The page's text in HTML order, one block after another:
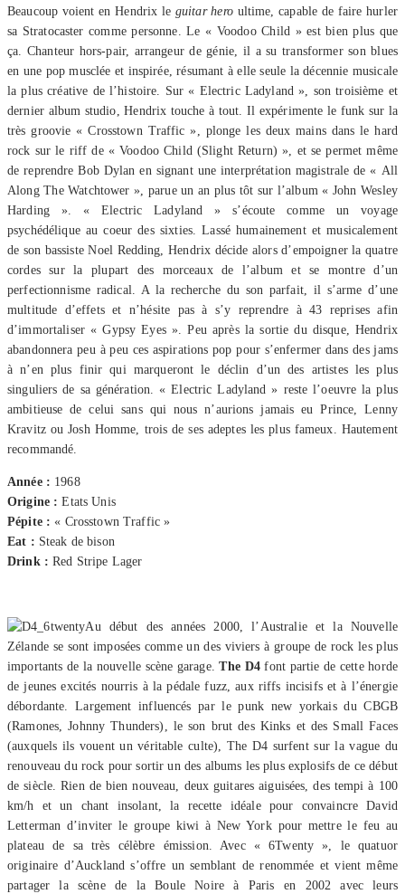
Beaucoup voient en Hendrix le guitar heroultime, capable de faire hurler
sa Stratocaster comme personne. Le « Voodoo Child » est bien plus que
ça. Chanteur hors-pair, arrangeur de génie, il a su transformer son blues
en une pop musclée et inspirée, résumant à elle seule la décennie musicale
la plus créative de l’histoire. Sur « Electric Ladyland », son troisième et
dernier album studio, Hendrix touche à tout. Il expérimente le funk sur la
très groovie « Crosstown Traffic », plonge les deux mains dans le hard
rock sur le riff de « Voodoo Child (Slight Return) », et se permet même
de reprendre Bob Dylan en signant une interprétation magistrale de « All
Along The Watchtower », parue un an plus tôt sur l’album « John Wesley
Harding ». « Electric Ladyland » s’écoute comme un voyage
psychédélique au coeur des sixties. Lassé humainement et musicalement
de son bassiste Noel Redding, Hendrix décide alors d’empoigner la quatre
cordes sur la plupart des morceaux de l’album et se montre d’un
perfectionnisme radical. A la recherche du son parfait, il s’arme d’une
multitude d’effets et n’hésite pas à s’y reprendre à 43 reprises afin
d’immortaliser « Gypsy Eyes ». Peu après la sortie du disque, Hendrix
abandonnera peu à peu ces aspirations pop pour s’enfermer dans des jams
à n’en plus finir qui marqueront le déclin d’un des artistes les plus
singuliers de sa génération. « Electric Ladyland » reste l’oeuvre la plus
ambitieuse de celui sans qui nous n’aurions jamais eu Prince, Lenny
Kravitz ou Josh Homme, trois de ses adeptes les plus fameux. Hautement
recommandé.
Année : 1968
Origine : Etats Unis
Pépite : « Crosstown Traffic »
Eat : Steak de bison
Drink : Red Stripe Lager
Au début des années 2000, l’Australie et la Nouvelle
Zélande se sont imposées comme un des viviers à groupe de rock les plus
importants de la nouvelle scène garage.The D4font partie de cette horde
de jeunes excités nourris à la pédale fuzz, aux riffs incisifs et à l’énergie
débordante. Largement influencés par le punk new yorkais du CBGB
(Ramones, Johnny Thunders), le son brut des Kinks et des Small Faces
(auxquels ils vouent un véritable culte), The D4 surfent sur la vague du
renouveau du rock pour sortir un des albums les plus explosifs de ce début
de siècle. Rien de bien nouveau, deux guitares aiguisées, des tempi à 100
km/h et un chant insolant, la recette idéale pour convaincre David
Letterman d’inviter le groupe kiwi à New York pour mettre le feu au
plateau de sa très célèbre émission. Avec « 6Twenty », le quatuor
originaire d’Auckland s’offre un semblant de renommée et vient même
partager la scène de la Boule Noire à Paris en 2002 avec leurs